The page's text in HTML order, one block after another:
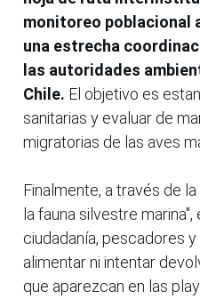
monitoreo poblacional
una estrecha
las autoridades
Chile. El objetivo es
sanitarias y evaluar de
migratorias de las aves
Finalmente, a través de
la fauna silvestre
ciudadanía, pescadores
alimentar ni intentar
que aparezcan en las